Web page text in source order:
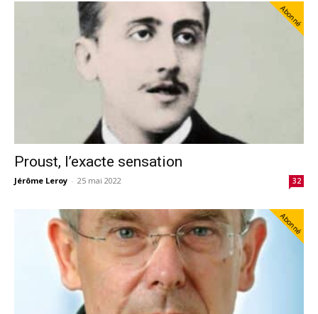
Abonné
Proust, l’exacte sensation
Jérôme Leroy - 25 mai 2022 32
Abonné